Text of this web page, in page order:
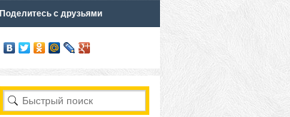
Поделитесь с друзьями